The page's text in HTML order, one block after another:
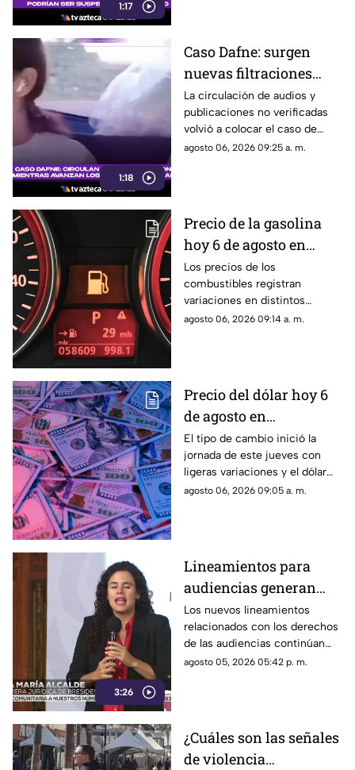
1:17
1:18
Caso Dafne: surgen
nuevas filtraciones
mientras avanzan dos
procesos judiciales
distintos
La circulación de audios y
publicaciones no verificadas
volvió a colocar el caso de
Dafne en el centro de la
agosto 06, 2026 09:25 a. m.
Precio de la gasolina
hoy 6 de agosto en
Chihuahua: así las
variaciones en la
entidad
Los precios de los
combustibles registran
variaciones en distintos
estados del país este jueves 6
agosto 06, 2026 09:14 a. m.
Precio del dólar hoy 6
de agosto en
Chihuahua: así cotiza
el peso mexicano frente
a la divisa
estadounidense
El tipo de cambio inició la
jornada de este jueves con
ligeras variaciones y el dólar
continúa por debajo de los 18
agosto 06, 2026 09:05 a. m.
3:26
Lineamientos para
audiencias generan
debate por posible
censura a medios,
según críticas
Los nuevos lineamientos
relacionados con los derechos
de las audiencias continúan
generando controversia.
agosto 05, 2026 05:42 p. m.
¿Cuáles son las señales
de violencia